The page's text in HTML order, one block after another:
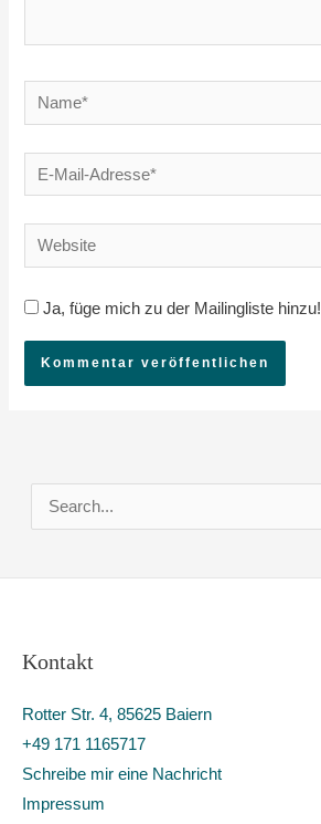
Name*
E-
Mail-
Adresse*
Website
Ja, füge mich zu der Mailingliste hinzu!
c
n
n
a
c
h
Kontakt
Rotter Str. 4, 85625 Baiern
+49 171 1165717
Schreibe mir eine Nachricht
Impressum